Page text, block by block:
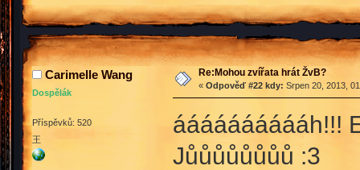
Carimelle Wang
Dospělák
Příspěvků: 520
王
Re:Mohou zvířata hrát ŽvB?
« Odpověď #22 kdy: Srpen 20, 2013,
ááááááááááh!!!
Jůůůůůůůů :3